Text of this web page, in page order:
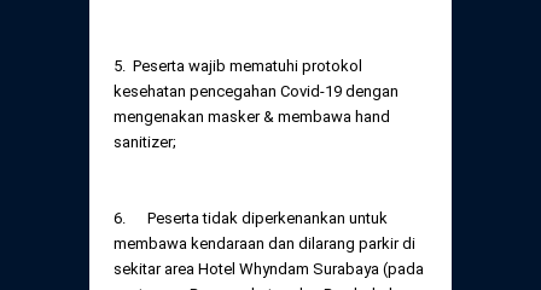
5. Peserta wajib mematuhi protokol
kesehatan pencegahan Covid-19 dengan
mengenakan masker & membawa hand
sanitizer;
6. Peserta tidak diperkenankan untuk
membawa kendaraan dan dilarang parkir di
sekitar area Hotel Whyndam Surabaya (pada